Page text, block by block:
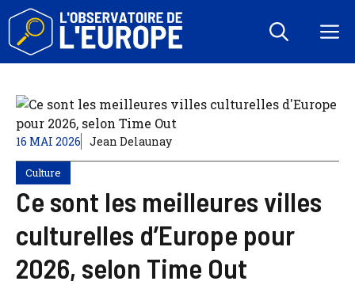
Aller
contenu
16 MAI 2026 Jean Delaunay
Culture
Ce sont les meilleures villes
culturelles d’Europe pour
2026, selon Time Out